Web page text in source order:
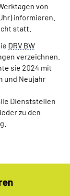
von
informieren.
statt.
DRV BW
verzeichnen.
sie 2024 mit
und Neujahr
Dienststellen
zu den